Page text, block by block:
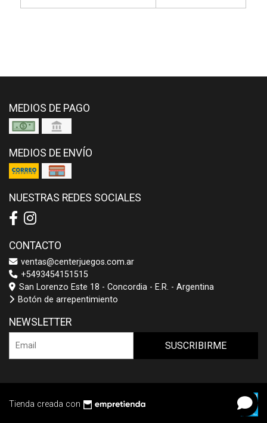
MEDIOS DE PAGO
MEDIOS DE ENVÍO
NUESTRAS REDES SOCIALES
CONTACTO
ventas@centerjuegos.com.ar
+5493454151515
San Lorenzo Este 18 - Concordia - E.R. - Argentina
Botón de arrepentimiento
NEWSLETTER
SUSCRIBIRME
Tienda creada con